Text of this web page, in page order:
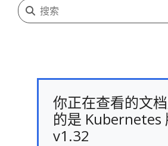
你正在查看的文
的是 Kubernetes
v1.32